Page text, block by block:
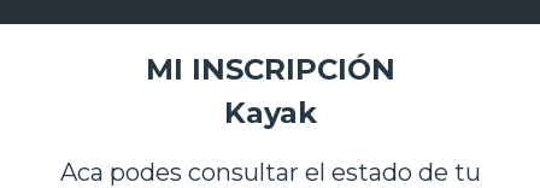
MI INSCRIPCIÓN
Kayak
Aca podes consultar el estado de tu